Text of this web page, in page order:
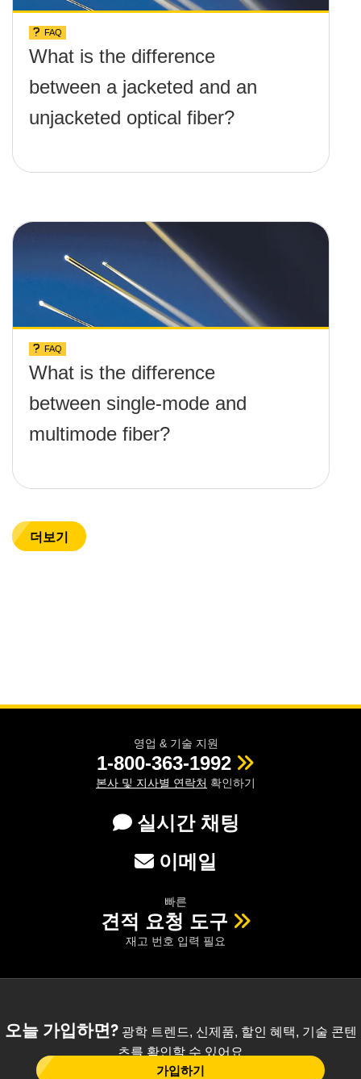
FAQ
What is the difference
between a jacketed and an
unjacketed optical fiber?
FAQ
What is the difference
between single-mode and
multimode fiber?
더보기
영업 & 기술 지원
1-800-363-1992
본사 및 지사별 연락처 확인하기
실시간 채팅
이메일
빠른
견적 요청 도구
재고 번호 입력 필요
오늘 가입하면?광학 트렌드, 신제품, 할인 혜택, 기술 콘텐
츠를 확인할 수 있어요
가입하기